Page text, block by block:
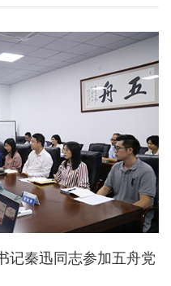
记秦迅同志参加五舟党